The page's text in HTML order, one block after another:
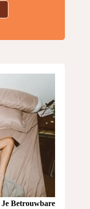
Je Betrouwbare